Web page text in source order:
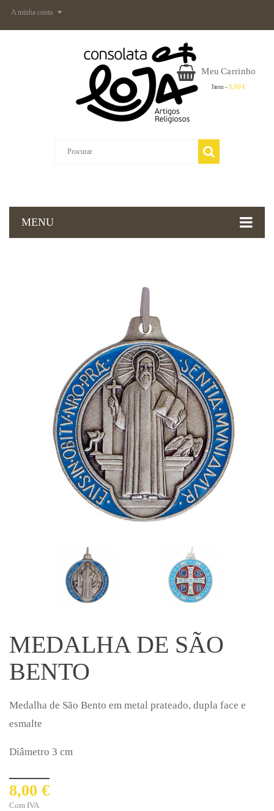
A minha conta
Meu Carrinho
Item - 0,00 €
MENU
MEDALHA DE SÃO
BENTO
Medalha de São Bento em metal prateado, dupla face e
esmalte
Diâmetro 3 cm
8,00 €
Com IVA